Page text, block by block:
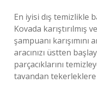
En iyisi dış temizlikle
Kovada
şampuanı karışımını
aracınızı üstten
parçacıklarını
tavandan tekerleklere